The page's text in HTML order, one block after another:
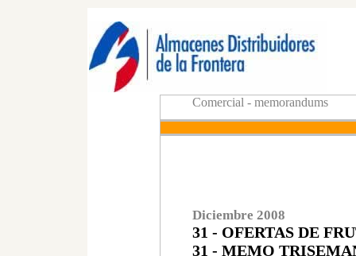
Comercial - memorandums
Diciembre 2008
31 - OFERTAS DE
31 - MEMO